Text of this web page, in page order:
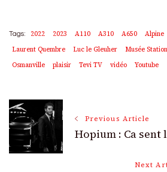
Tags: 2022 2023 A110 A310 A650 Alpine
Laurent Quembre
Luc le Gleuher Musée
Osmanville
plaisir Tevi TV vidéo Youtube
Post
Navigation
Previous Article
Hopium : Ca sent
Next